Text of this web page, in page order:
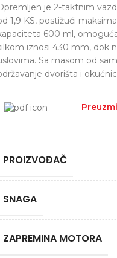
je 2-taktnim
1,9 KS, postižući
600 ml,
iznosi 430 mm, dok
Sa masom od
dvorišta i
PROIZVOĐAČ
SNAGA
ZAPREMINA MOTORA